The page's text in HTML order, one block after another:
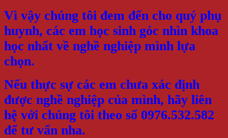
Vì vậy chúng tôi đem đến cho quý phụ
huynh, các em học sinh góc nhìn khoa
học nhất về nghề nghiệp mình lựa
chọn.
Nếu thực sự các em chưa xác định
được nghề nghiệp của mình, hãy liên
hệ với chúng tôi theo số 0976.532.582
để tư vấn nha.